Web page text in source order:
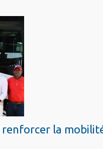
la